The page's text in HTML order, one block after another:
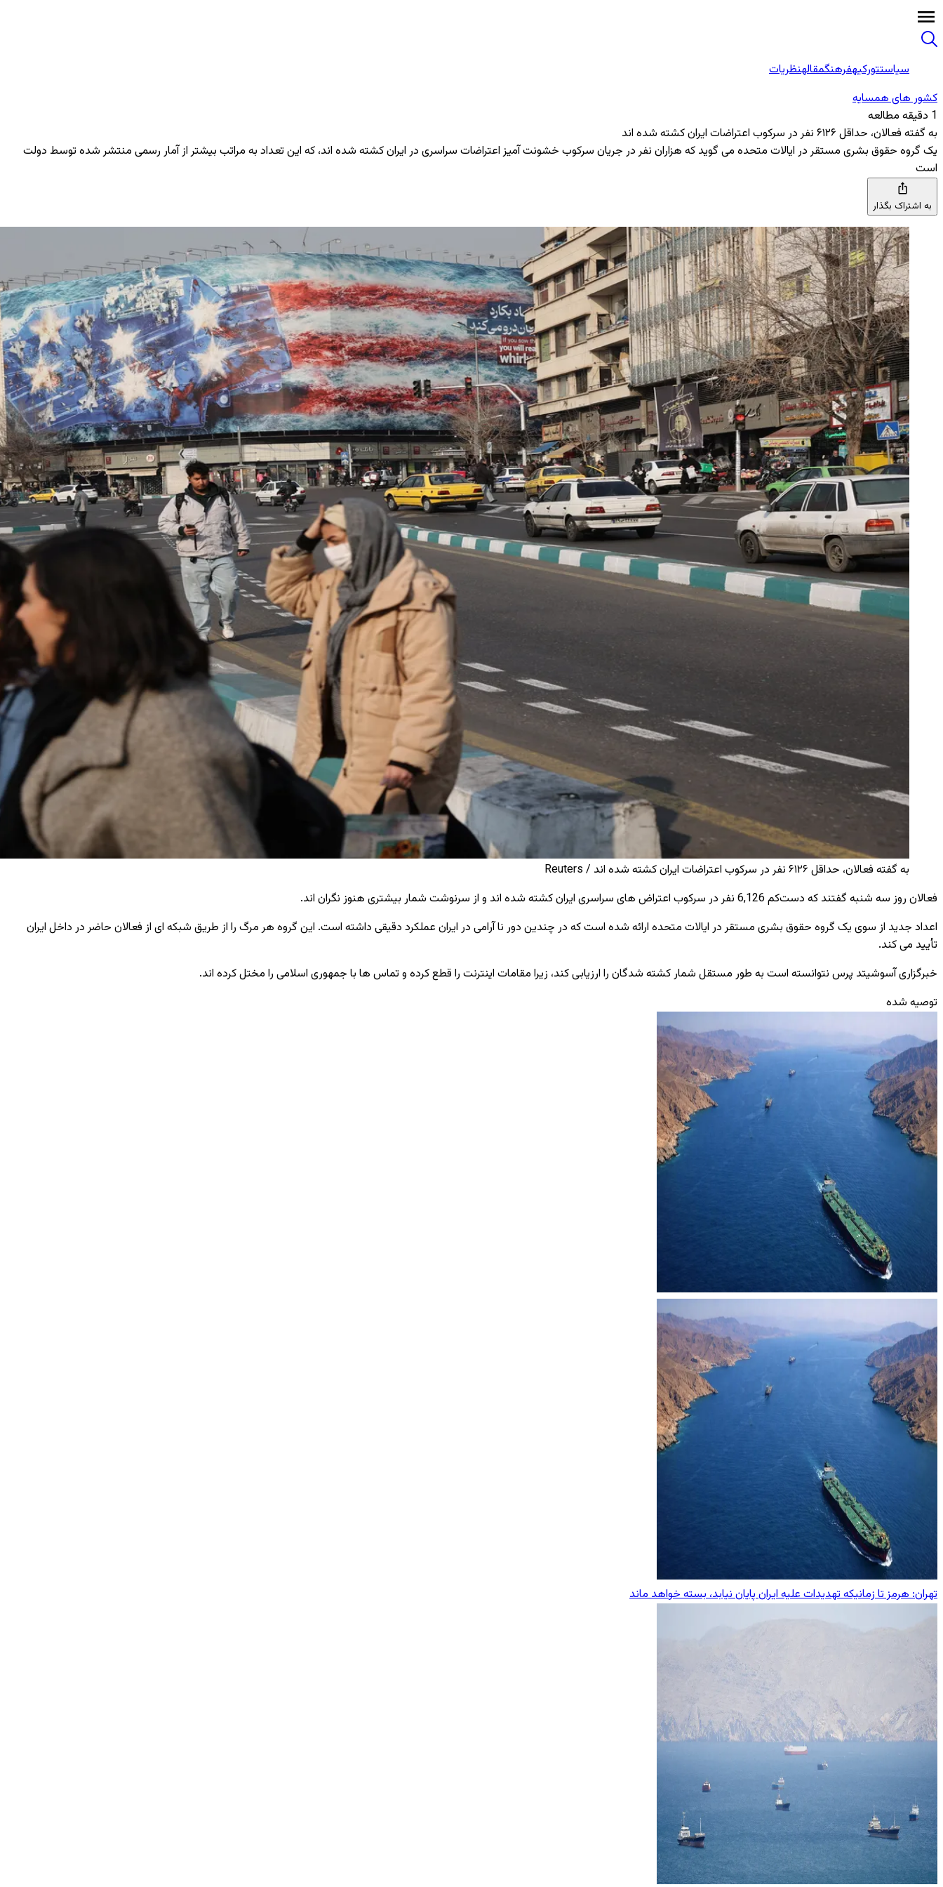
سیاستتورکیهفرهنگمقالهنظریات
کشور های همسایه
1 دقیقه مطالعه
به گفته فعالان، حداقل ۶۱۲۶ نفر در سرکوب اعتراضات ایران کشته شده ‌اند
یک گروه حقوق بشری مستقر در ایالات متحده می ‌گوید که هزاران نفر در جریان سرکوب خشونت ‌آمیز اعتراضات سراسری در ایران کشته شده ‌اند، که این تعداد به مراتب بیشتر از آمار رسمی منتشر شده توسط دولت
است
به اشتراک بگذار
به گفته فعالان، حداقل ۶۱۲۶ نفر در سرکوب اعتراضات ایران کشته شده ‌اند / Reuters
فعالان روز سه ‌شنبه گفتند که دست‌کم 6,126 نفر در سرکوب اعتراض ‌های سراسری ایران کشته شده ‌اند و از سرنوشت شمار بیشتری هنوز نگران ‌اند.
اعداد جدید از سوی یک گروه حقوق ‌بشری مستقر در ایالات متحده ارائه شده است که در چندین دور نا آرامی در ایران عملکرد دقیقی داشته است. این گروه هر مرگ را از طریق شبکه ‌ای از فعالان حاضر در داخل ایران
تأیید می ‌کند.
خبرگزاری آسوشیتد پرس نتوانسته است به‌ طور مستقل شمار کشته ‌شدگان را ارزیابی کند، زیرا مقامات اینترنت را قطع کرده و تماس ‌ها با جمهوری اسلامی را مختل کرده ‌اند.
توصیه شده
تهران: هرمز تا زمانیکه تهدیدات علیه ایران پایان نیابد، بسته خواهد ماند